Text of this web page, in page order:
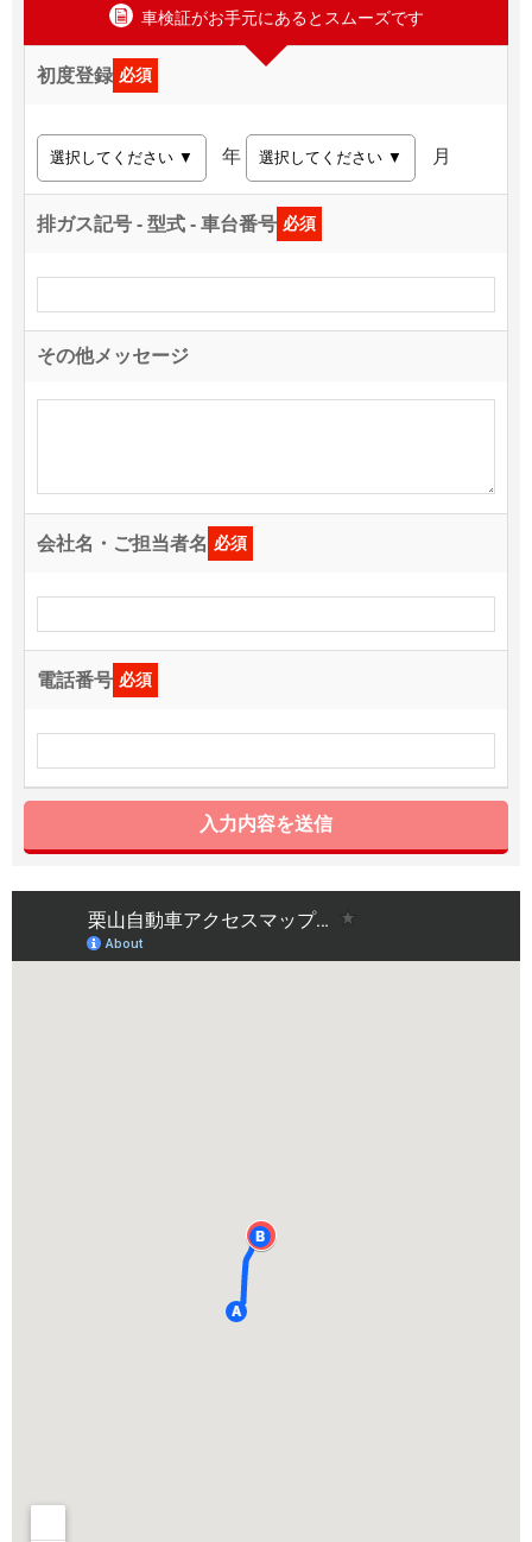
車検証がお手元にあるとスムーズです
初度登録 必須
年 月
排ガス記号 - 型式 - 車台番号 必須
その他メッセージ
会社名・ご担当者名 必須
電話番号 必須
入力内容を送信